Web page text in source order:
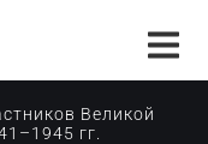
Великой
гг.